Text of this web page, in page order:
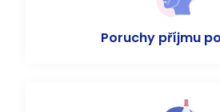
Poruchy příjmu